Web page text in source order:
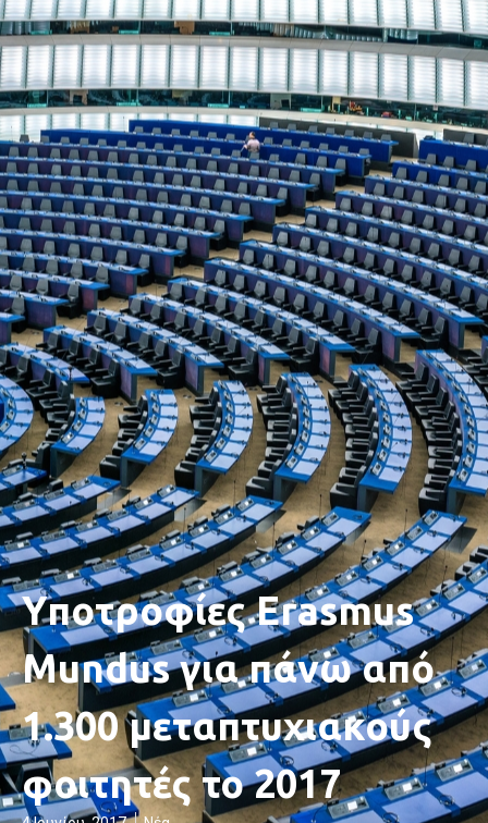
Υποτροφίες Erasmus
Mundus για πάνω από
1.300 μεταπτυχιακούς
φοιτητές το 2017